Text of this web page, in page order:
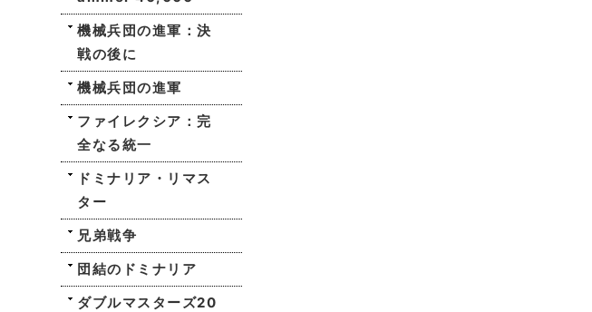
機械兵団の進軍：決
戦の後に
機械兵団の進軍
ファイレクシア：完
全なる統一
ドミナリア・リマス
ター
兄弟戦争
団結のドミナリア
ダブルマスターズ20